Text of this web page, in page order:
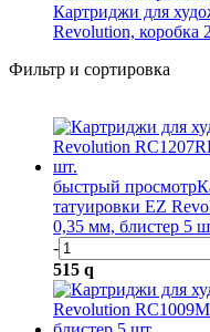
Картриджи для
Revolution, коробка
Фильтр и сортировка
быстрый просмотр
татуировки EZ
0,35 мм, блистер 5
-
515 q